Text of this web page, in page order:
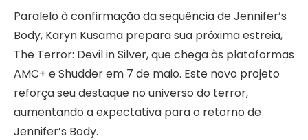
Paralelo à confirmação da sequência de Jennifer’s
Body, Karyn Kusama prepara sua próxima estreia,
The Terror: Devil in Silver, que chega às plataformas
AMC+ e Shudder em 7 de maio. Este novo projeto
reforça seu destaque no universo do terror,
aumentando a expectativa para o retorno de
Jennifer’s Body.